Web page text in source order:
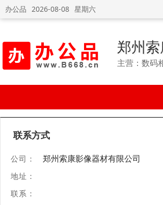
办公品 2026-08-08 星期六
郑州
主营：数码
联系方式
公司： 郑州索康影像器材有限公司
地址：
联系：